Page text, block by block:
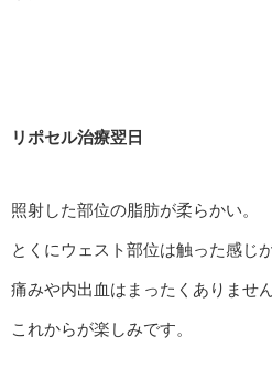
リポセル治療翌日
照射した部位の脂肪が柔らかい。
とくにウェスト部位は触った感じ
痛みや内出血はまったくありません
これからが楽しみです。